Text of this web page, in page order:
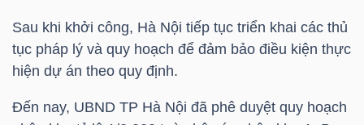
Sau khi khởi công, Hà Nội tiếp tục triển khai các thủ
tục pháp lý và quy hoạch để đảm bảo điều kiện thực
hiện dự án theo quy định.
Đến nay, UBND TP Hà Nội đã phê duyệt quy hoạch
PHÁI
SINH